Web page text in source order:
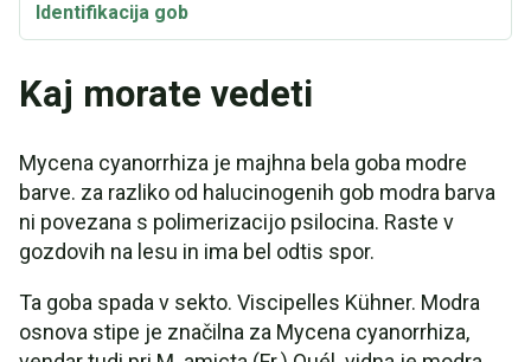
Identifikacija gob
Kaj morate vedeti
Mycena cyanorrhiza je majhna bela goba modre
barve. za razliko od halucinogenih gob modra barva
ni povezana s polimerizacijo psilocina. Raste v
gozdovih na lesu in ima bel odtis spor.
Ta goba spada v sekto. Viscipelles Kühner. Modra
osnova stipe je značilna za Mycena cyanorrhiza,